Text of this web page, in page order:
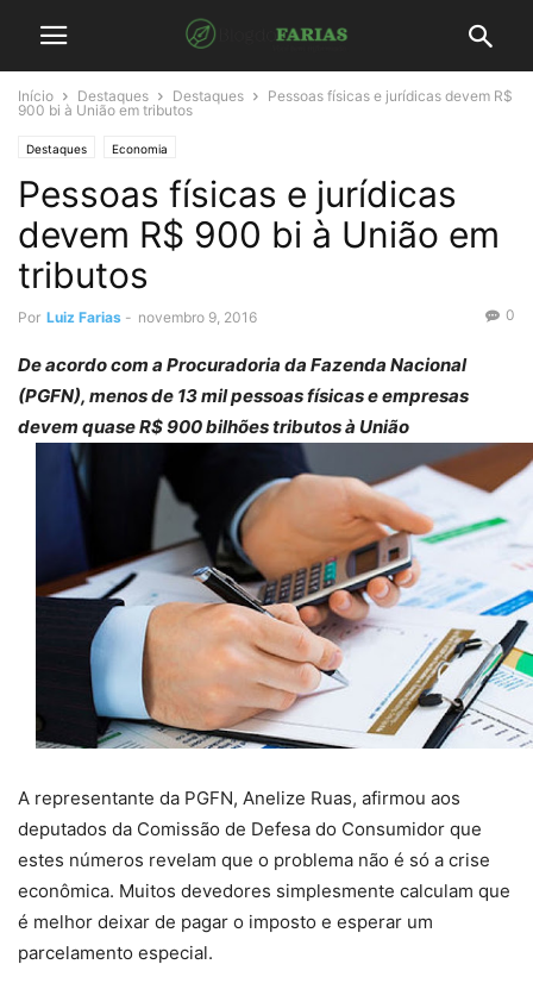
Início Destaques Destaques
Pessoas físicas e jurídicas devem R$
900 bi à União em tributos
Destaques Economia
Pessoas físicas e jurídicas
devem R$ 900 bi à União em
tributos
Por Luiz Farias - novembro 9, 2016 0
De acordo com a Procuradoria da Fazenda Nacional
(PGFN), menos de 13 mil pessoas físicas e empresas
devem quase R$ 900 bilhões tributos à União
A representante da PGFN, Anelize Ruas, afirmou aos
deputados da Comissão de Defesa do Consumidor que
estes números revelam que o problema não é só a crise
econômica. Muitos devedores simplesmente calculam que
é melhor deixar de pagar o imposto e esperar um
parcelamento especial.